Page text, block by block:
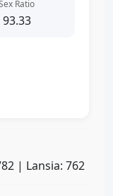
Ratio
93.33
| Lansia: 762